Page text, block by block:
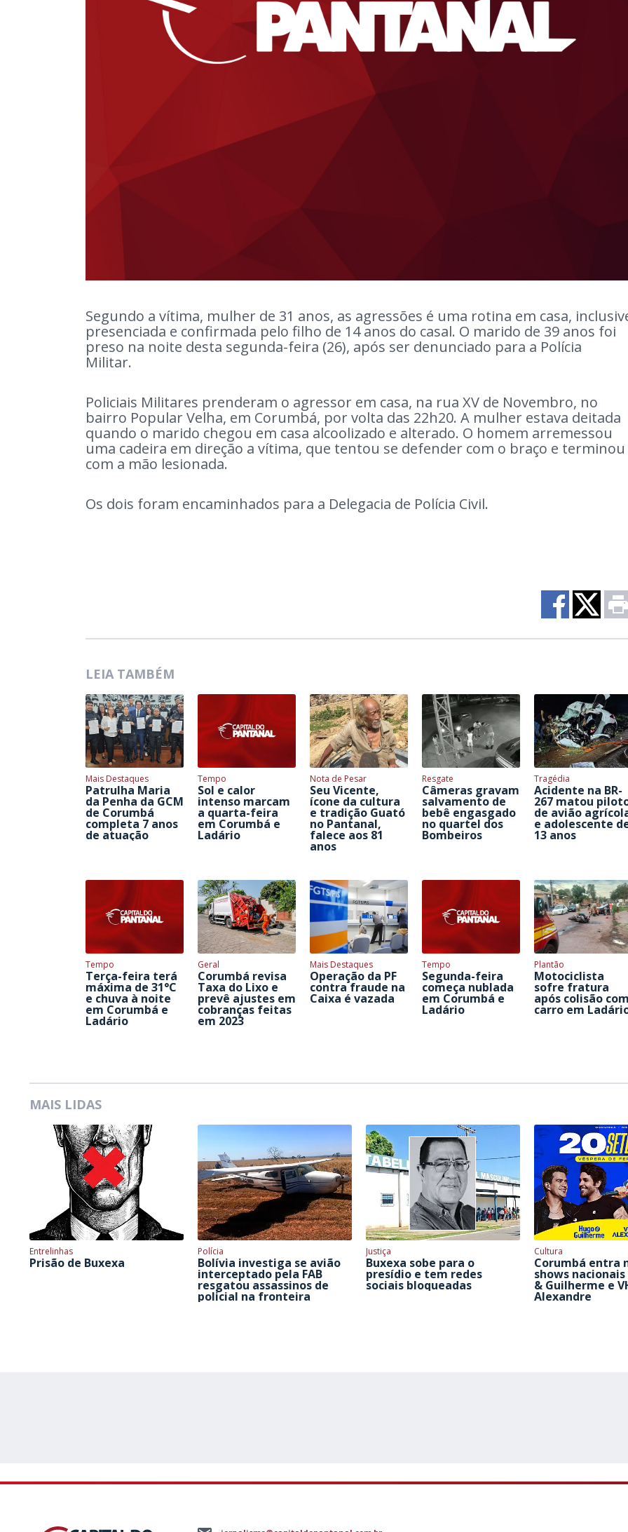
Segundo a vítima, mulher de 31 anos, as agressões é uma rotina em casa,
presenciada e confirmada pelo filho de 14 anos do casal. O marido de 39 anos foi
preso na noite desta segunda-feira (26), após ser denunciado para a Polícia
Militar.
Policiais Militares prenderam o agressor em casa, na rua XV de Novembro, no
bairro Popular Velha, em Corumbá, por volta das 22h20. A mulher estava deitada
quando o marido chegou em casa alcoolizado e alterado. O homem arremessou
uma cadeira em direção a vítima, que tentou se defender com o braço e terminou
com a mão lesionada.
Os dois foram encaminhados para a Delegacia de Polícia Civil.
LEIA TAMBÉM
Mais Destaques
Patrulha Maria
da Penha da GCM
de Corumbá
completa 7 anos
de atuação
Tempo
Sol e calor
intenso marcam
a quarta-feira
em Corumbá e
Ladário
Nota de Pesar
Seu Vicente,
ícone da cultura
e tradição Guató
no Pantanal,
falece aos 81
anos
Resgate
Câmeras gravam
salvamento de
bebê engasgado
no quartel dos
Bombeiros
Tragédia
Acidente na BR-
267 matou
de avião
e adolescente
13 anos
Tempo
Terça-feira terá
máxima de 31°C
e chuva à noite
em Corumbá e
Ladário
Geral
Corumbá revisa
Taxa do Lixo e
prevê ajustes em
cobranças feitas
em 2023
Mais Destaques
Operação da PF
contra fraude na
Caixa é vazada
Tempo
Segunda-feira
começa nublada
em Corumbá e
Ladário
Plantão
Motociclista
sofre fratura
após colisão
carro em
MAIS LIDAS
Entrelinhas
Prisão de Buxexa
Polícia
Bolívia investiga se avião
interceptado pela FAB
resgatou assassinos de
policial na fronteira
Justiça
Buxexa sobe para o
presídio e tem redes
sociais bloqueadas
Cultura
Corumbá entra
shows
& Guilherme e
Alexandre